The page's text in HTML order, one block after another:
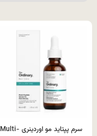
سرم پپتاید مو اوردینری Multi-